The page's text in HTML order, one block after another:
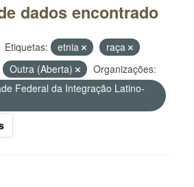
dados encontrado
Etiquetas: etnia
raça
Outra (Aberta)
Organizações:
Federal da Integração Latino-